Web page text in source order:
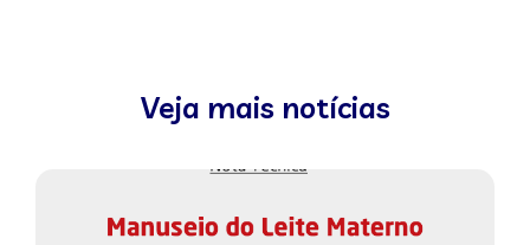
Veja mais notícias